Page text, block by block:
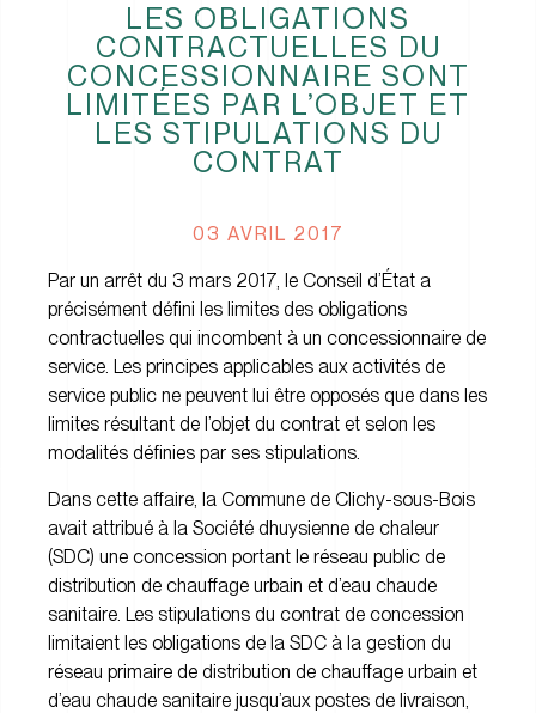
LES OBLIGATIONS
CONTRACTUELLES DU
CONCESSIONNAIRE SONT
LIMITÉES PAR L’OBJET ET
LES STIPULATIONS DU
CONTRAT
03 AVRIL 2017
Par un arrêt du 3 mars 2017, le Conseil d’État a
précisément défini les limites des obligations
contractuelles qui incombent à un concessionnaire de
service. Les principes applicables aux activités de
service public ne peuvent lui être opposés que dans les
limites résultant de l’objet du contrat et selon les
modalités définies par ses stipulations.
Dans cette affaire, la Commune de Clichy-sous-Bois
avait attribué à la Société dhuysienne de chaleur
(SDC) une concession portant le réseau public de
distribution de chauffage urbain et d’eau chaude
sanitaire. Les stipulations du contrat de concession
limitaient les obligations de la SDC à la gestion du
réseau primaire de distribution de chauffage urbain et
d’eau chaude sanitaire jusqu’aux postes de livraison,